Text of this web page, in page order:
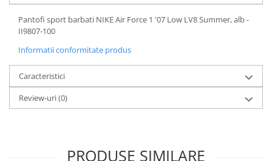
Pantofi sport barbati NIKE Air Force 1 '07 Low LV8 Summer, alb -
II9807-100
Informatii conformitate produs
Caracteristici
Review-uri(0)
PRODUSE SIMILARE